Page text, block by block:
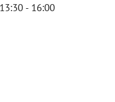
- 16:00